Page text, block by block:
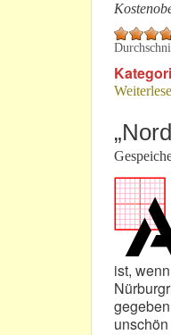
ist,